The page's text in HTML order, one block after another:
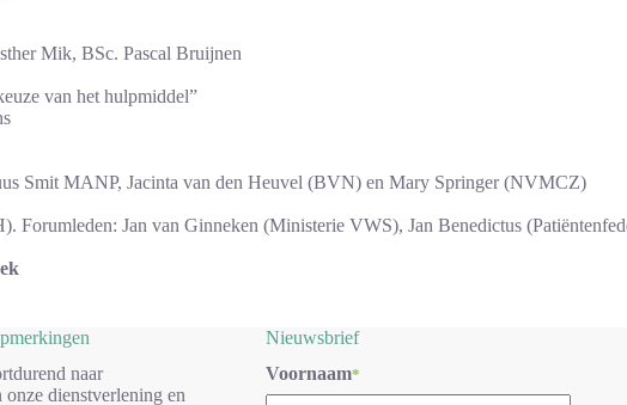
Mik, BSc. Pascal Bruijnen
van het hulpmiddel”
Smit MANP, Jacinta van den Heuvel (BVN) en Mary Springer (NVMCZ)
Jan van Ginneken (Ministerie VWS), Jan Benedictus
naar
onze dienstverlening en
Nieuwsbrief
Voornaam*